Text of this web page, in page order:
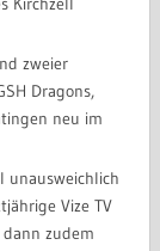
zweier
Dragons,
neu im
unausweichlich
Vize TV
zudem